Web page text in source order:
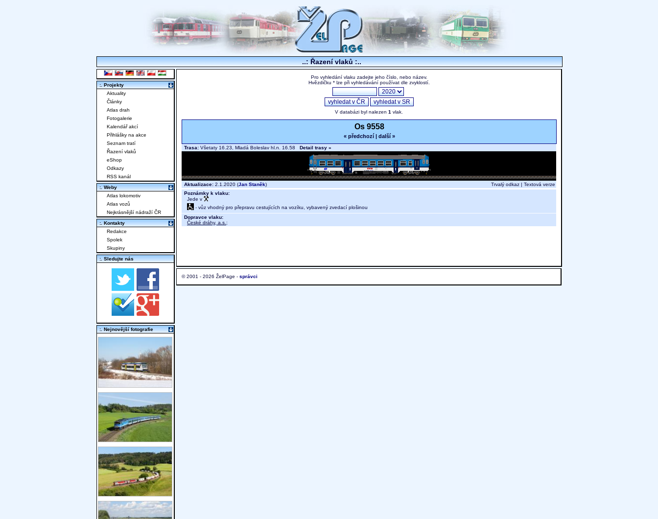
..: Řazení vlaků :..
Pro vyhledání vlaku zadejte jeho číslo, nebo název.
Hvězdičku * lze při vyhledávání používat dle zvyklostí.
V databázi byl nalezen 1 vlak.
Os 9558
« předchozí| další »
Trasa: Všetaty 16.23, Mladá Boleslav hl.n. 16.58 Detail trasy »
Aktualizace: 2.1.2020 (Jan Staněk) Trvalý odkaz | Textová verze
Poznámky k vlaku:
Jede v
- vůz vhodný pro přepravu cestujících na vozíku, vybavený zvedací plošinou
Dopravce vlaku:
České dráhy, a.s. ;
© 2001 - 2026 ŽelPage - správci
:. Projekty
Aktuality
Články
Atlas drah
Fotogalerie
Kalendář akcí
Přihlášky na akce
Seznam tratí
Řazení vlaků
eShop
Odkazy
RSS kanál
:. Weby
Atlas lokomotiv
Atlas vozů
Nejkrásnější nádraží ČR
:. Kontakty
Redakce
Spolek
Skupiny
:. Sledujte nás
:. Nejnovější fotografie